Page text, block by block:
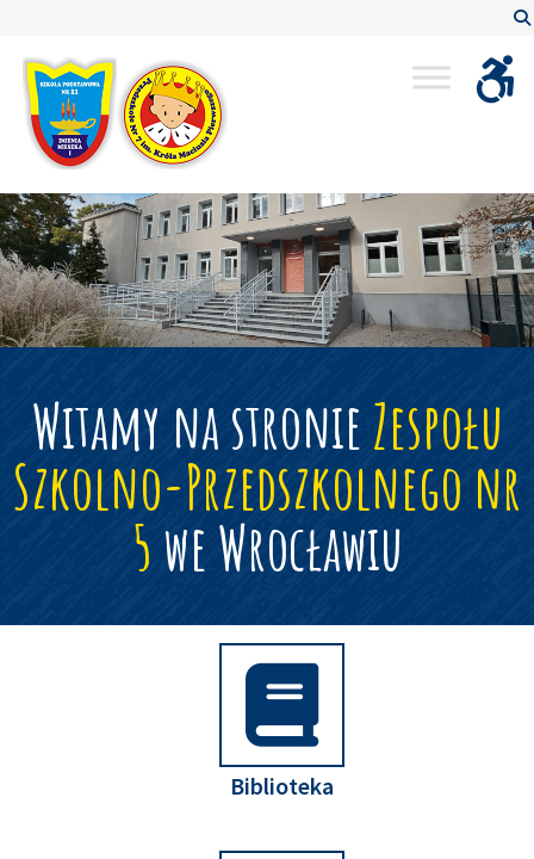
Zespół Szkolno-Przedszkolny nr 5 we Wrocławiu
Witamy na stronieZespołu
Szkolno-Przedszkolnego nr
5 we Wrocławiu
Biblioteka